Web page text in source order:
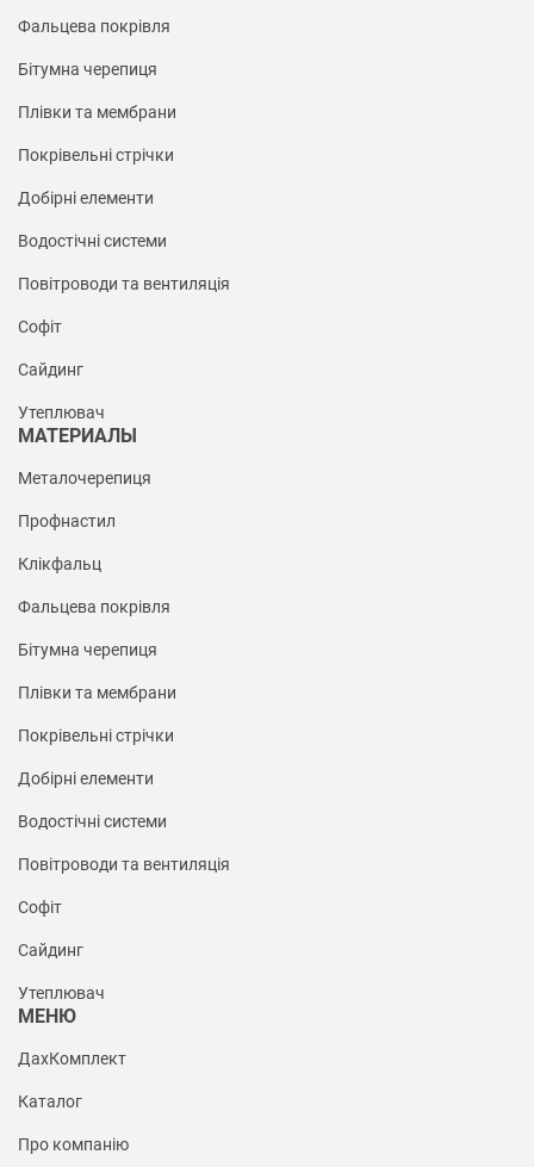
Фальцева покрівля
Бітумна черепиця
Плівки та мембрани
Покрівельні стрічки
Добірні елементи
Водостічні системи
Повітроводи та вентиляція
Софіт
Сайдинг
Утеплювач
МАТЕРИАЛЫ
Металочерепиця
Профнастил
Клікфальц
Фальцева покрівля
Бітумна черепиця
Плівки та мембрани
Покрівельні стрічки
Добірні елементи
Водостічні системи
Повітроводи та вентиляція
Софіт
Сайдинг
Утеплювач
МЕНЮ
ДахКомплект
Каталог
Про компанію